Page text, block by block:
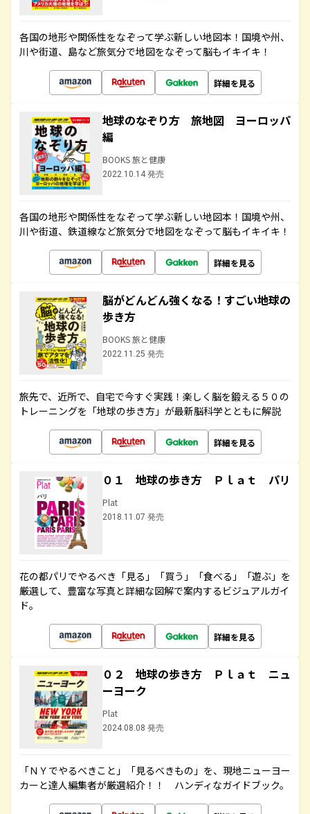
各国の地形や関係性をなぞって学ぶ新しい地図本！国境や州、
川や街道、島など旅気分で地図をなぞって脳もイキイキ！
詳細を見る
地球のなぞり方 旅地図 ヨーロッパ
編
BOOKS 旅と健康
2022.10.14 発売
各国の地形や関係性をなぞって学ぶ新しい地図本！国境や州、
川や街道、鉄道線など旅気分で地図をなぞって脳もイキイキ！
詳細を見る
脳がどんどん強くなる！すごい地球の
歩き方
BOOKS 旅と健康
2022.11.25 発売
旅先で、近所で、自宅で今すぐ実践！楽しく脳を鍛える５０の
トレーニングを「地球の歩き方」が最新脳科学とともに解説
詳細を見る
０１ 地球の歩き方 Ｐｌａｔ パリ
Plat
2018.11.07 発売
花の都パリでやるべき「見る」「買う」「食べる」「遊ぶ」を
厳選して、豊富な写真と詳細な図解で案内するビジュアルガイ
ド。
詳細を見る
０２ 地球の歩き方 Ｐｌａｔ ニュ
ーヨーク
Plat
2024.08.08 発売
「ＮＹでやるべきこと」「見るべきもの」を、現地ニューヨー
カーと達人編集者が厳選紹介！！ ハンディなガイドブック。